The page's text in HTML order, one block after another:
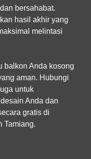
bersahabat.
hasil akhir yang
melintasi
balkon Anda kosong
aman. Hubungi
untuk
Anda dan
gratis di
Tamiang.